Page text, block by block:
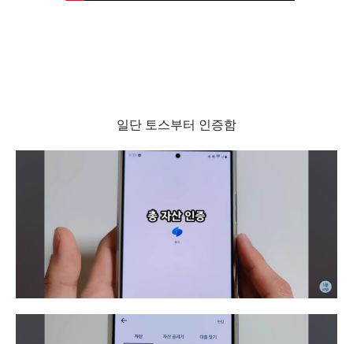
일단 토스부터 인증함